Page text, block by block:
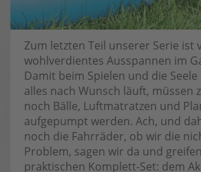
Zum letzten Teil unserer Serie ist
wohlverdientes Ausspannen im
Damit beim Spielen und die
alles nach Wunsch läuft, müssen
noch Bälle, Luftmatratzen und
aufgepumpt werden. Ach, und
noch die Fahrräder, ob wir die
Problem, sagen wir da und
praktischen Komplett-Set: dem